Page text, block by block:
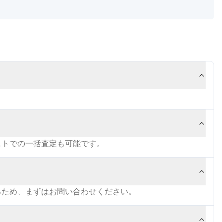
での一括査定も可能です。
め、まずはお問い合わせください。